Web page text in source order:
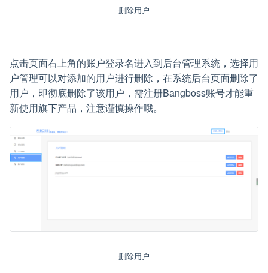
删除用户
点击页面右上角的账户登录名进入到后台管理系统，选择用
户管理可以对添加的用户进行删除，在系统后台页面删除了
用户，即彻底删除了该用户，需注册Bangboss账号才能重
新使用旗下产品，注意谨慎操作哦。
删除用户